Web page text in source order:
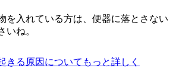
を入れている方は、便器に落とさない
いね。
きる原因についてもっと詳しく